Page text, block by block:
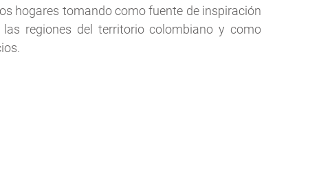
hogares tomando como fuente de inspiración
regiones del territorio colombiano y como